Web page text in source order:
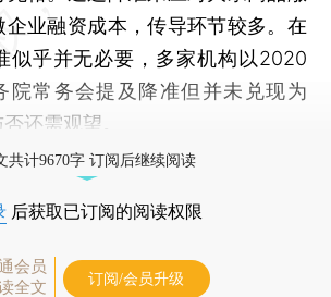
企业融资成本，传导环节较多。在
似乎并无必要，多家机构以2020
院常务会提及降准但并未兑现为
还需观望。
共计9670字 订阅后继续阅读
后获取已订阅的阅读权限
会员
全文
订阅/会员升级